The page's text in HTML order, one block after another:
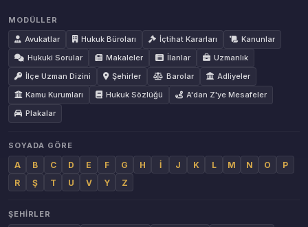
MODÜLLER
Avukatlar
Hukuk Büroları İçtihat Kararları
Kanunlar
Hukuki Sorular
Makaleler İlanlar
Uzmanlık
İlçe Uzman Dizini
Şehirler Barolar
Adliyeler
Kamu Kurumları
Hukuk Sözlüğü
A'dan Z'ye Mesafeler
Plakalar
SOYADA GÖRE
A B C D E F G H İ J K L M N O
P
R
Ş T U V Y Z
ŞEHIRLER